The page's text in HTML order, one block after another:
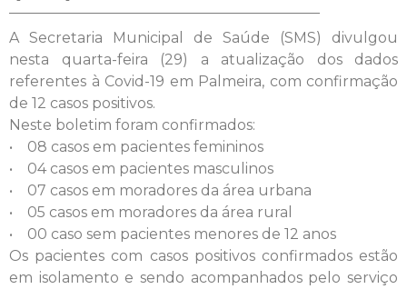
A Secretaria Municipal de Saúde (SMS) divulgou
nesta quarta-feira (29) a atualização dos dados
referentes à Covid-19 em Palmeira, com confirmação
de 12 casos positivos.
Neste boletim foram confirmados:
• 08 casos em pacientes femininos
• 04 casos em pacientes masculinos
• 07 casos em moradores da área urbana
• 05 casos em moradores da área rural
• 00 caso sem pacientes menores de 12 anos
Os pacientes com casos positivos confirmados estão
em isolamento e sendo acompanhados pelo serviço